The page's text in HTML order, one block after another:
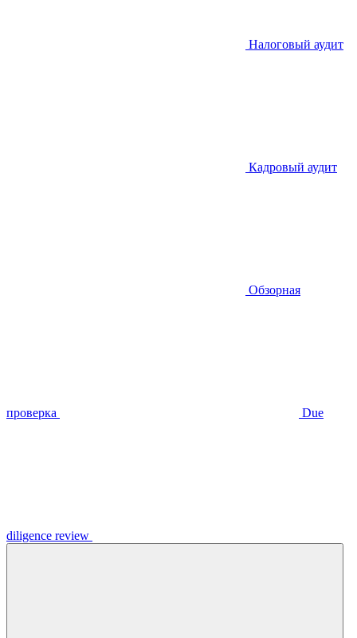
Налоговый аудит
Кадровый аудит
Обзорная
проверка Due
diligence review